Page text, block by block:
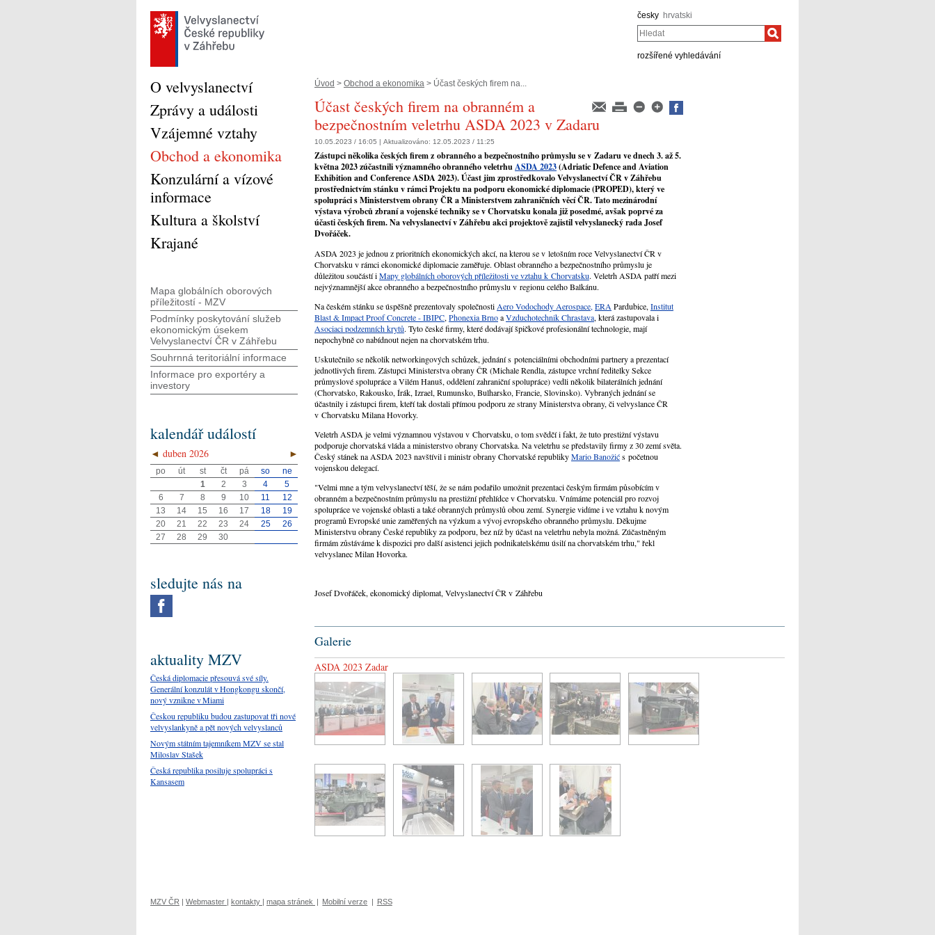
česky hrvatski
Hledat
rozšířené vyhledávání
Úvod > Obchod a ekonomika > Účast českých firem na...
Účast českých firem na obranném a
bezpečnostním veletrhu ASDA 2023 v Zadaru
10.05.2023 / 16:05 | Aktualizováno: 12.05.2023 / 11:25
Zástupci několika českých firem z obranného a bezpečnostního průmyslu se v Zadaru ve dnech 3. až 5.
května 2023 zúčastnili významného obranného veletrhuASDA 2023(Adriatic Defence and Aviation
Exhibition and Conference ASDA 2023). Účast jim zprostředkovalo Velvyslanectví ČR v Záhřebu
prostřednictvím stánku v rámci Projektu na podporu ekonomické diplomacie (PROPED), který ve
spolupráci s Ministerstvem obrany ČR a Ministerstvem zahraničních věcí ČR. Tato mezinárodní
výstava výrobců zbraní a vojenské techniky se v Chorvatsku konala již posedmé, avšak poprvé za
účasti českých firem. Na velvyslanectví v Záhřebu akci projektově zajistil velvyslanecký rada Josef
Dvořáček.
ASDA 2023 je jednou z prioritních ekonomických akcí, na kterou se v letošním roce Velvyslanectví ČR v
Chorvatsku v rámci ekonomické diplomacie zaměřuje. Oblast obranného a bezpečnostního průmyslu je
důležitou součástí iMapy globálních oborových příležitosti ve vztahu k Chorvatsku. Veletrh ASDA patří mezi
nejvýznamnější akce obranného a bezpečnostního průmyslu v regionu celého Balkánu.
Na českém stánku se úspěšně prezentovaly společnostiAero Vodochody Aerospace,ERAPardubice,Institut
Blast & Impact Proof Concrete - IBIPC,Phonexia BrnoaVzduchotechnik Chrastava, která zastupovala i
Asociaci podzemních krytů. Tyto české firmy, které dodávají špičkové profesionální technologie, mají
nepochybně co nabídnout nejen na chorvatském trhu.
Uskutečnilo se několik networkingových schůzek, jednání s potenciálními obchodními partnery a prezentací
jednotlivých firem. Zástupci Ministerstva obrany ČR (Michale Rendla, zástupce vrchní ředitelky Sekce
průmyslové spolupráce a Vilém Hanuš, oddělení zahraniční spolupráce) vedli několik bilaterálních jednání
(Chorvatsko, Rakousko, Írák, Izrael, Rumunsko, Bulharsko, Francie, Slovinsko). Vybraných jednání se
účastnily i zástupci firem, kteří tak dostali přímou podporu ze strany Ministerstva obrany, či velvyslance ČR
v Chorvatsku Milana Hovorky.
Veletrh ASDA je velmi významnou výstavou v Chorvatsku, o tom svědčí i fakt, že tuto prestižní výstavu
podporuje chorvatská vláda a ministerstvo obrany Chorvatska. Na veletrhu se představily firmy z 30 zemí světa.
Český stánek na ASDA 2023 navštívil i ministr obrany Chorvatské republikyMario Banožićs početnou
vojenskou delegací.
"Velmi mne a tým velvyslanectví těší, že se nám podařilo umožnit prezentaci českým firmám působícím v
obranném a bezpečnostním průmyslu na prestižní přehlídce v Chorvatsku. Vnímáme potenciál pro rozvoj
spolupráce ve vojenské oblasti a také obranných průmyslů obou zemí. Synergie vidíme i ve vztahu k novým
programů Evropské unie zaměřených na výzkum a vývoj evropského obranného průmyslu. Děkujme
Ministerstvu obrany České republiky za podporu, bez níž by účast na veletrhu nebyla možná. Zúčastněným
firmám zůstáváme k dispozici pro další asistenci jejich podnikatelskému úsilí na chorvatském trhu," řekl
velvyslanec Milan Hovorka.
Josef Dvořáček, ekonomický diplomat, Velvyslanectví ČR v Záhřebu
Galerie
ASDA 2023 Zadar
O velvyslanectví
Zprávy a události
Vzájemné vztahy
Obchod a ekonomika
Konzulární a vízové
informace
Kultura a školství
Krajané
Mapa globálních oborových
příležitostí - MZV
Podmínky poskytování služeb
ekonomickým úsekem
Velvyslanectví ČR v Záhřebu
Souhrnná teritoriální informace
Informace pro exportéry a
investory
kalendář událostí
◄ ►
duben 2026
po út st čt pá so
ne
1
2 3 4
5
6
7 8 9 10 11
12
13
14 15 16 17 18
19
20
21 22 23 24 25
26
27
28 29 30
sledujte nás na
aktuality MZV
Česká diplomacie přesouvá své síly.
Generální konzulát v Hongkongu skončí,
nový vznikne v Miami
Českou republiku budou zastupovat tři nové
velvyslankyně a pět nových velvyslanců
Novým státním tajemníkem MZV se stal
Miloslav Stašek
Česká republika posiluje spolupráci s
Kansasem
MZV ČR Webmaster kontakty mapa stránek Mobilní verze RSS